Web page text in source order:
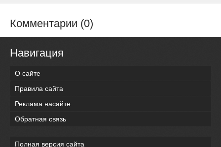
Комментарии (0)
Навигация
О сайте
Правила сайта
Реклама насайте
Обратная связь
Полная версия сайта